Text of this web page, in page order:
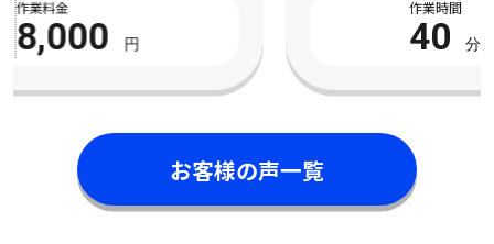
た。 電話対応から作業完了まで丁寧で安心 […]
40
お客様の声一覧